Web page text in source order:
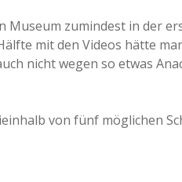
Museum zumindest in der
mit den Videos hätte
nicht wegen so etwas
von fünf möglichen